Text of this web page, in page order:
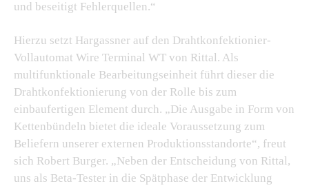
und beseitigt Fehlerquellen.“
Hierzu setzt Hargassner auf den Drahtkonfektionier-
Vollautomat Wire Terminal WT von Rittal. Als
multifunktionale Bearbeitungseinheit führt dieser die
Drahtkonfektionierung von der Rolle bis zum
einbaufertigen Element durch. „Die Ausgabe in Form von
Kettenbündeln bietet die ideale Voraussetzung zum
Beliefern unserer externen Produktionsstandorte“, freut
sich Robert Burger. „Neben der Entscheidung von Rittal,
uns als Beta-Tester in die Spätphase der Entwicklung